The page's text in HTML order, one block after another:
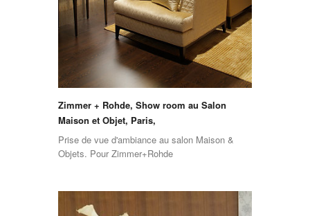
Zimmer + Rohde, Show room au Salon
Maison et Objet, Paris,
Prise de vue d'ambiance au salon Maison &
Objets. Pour Zimmer+Rohde